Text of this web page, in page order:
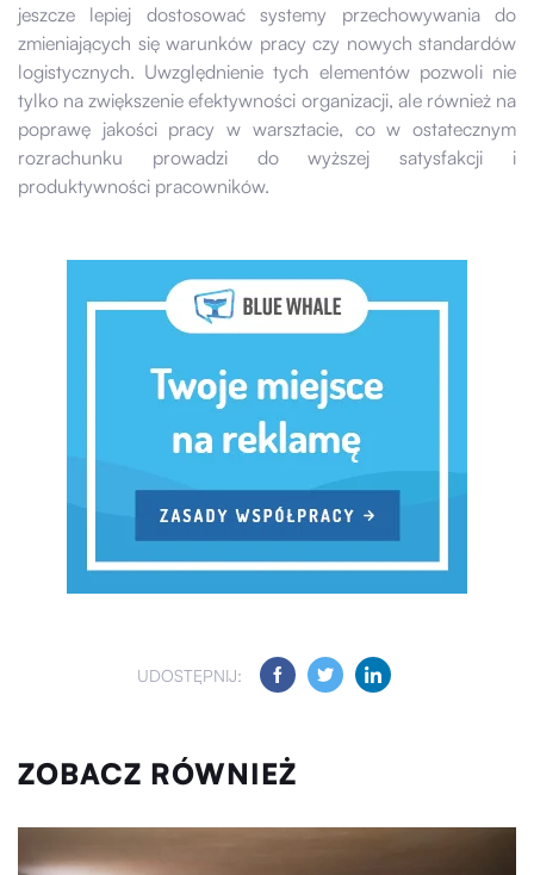
jeszcze lepiej dostosować systemy przechowywania do
zmieniających się warunków pracy czy nowych standardów
logistycznych. Uwzględnienie tych elementów pozwoli nie
tylko na zwiększenie efektywności organizacji, ale również na
poprawę jakości pracy w warsztacie, co w ostatecznym
rozrachunku prowadzi do wyższej satysfakcji i
produktywności pracowników.
UDOSTĘPNIJ:
ZOBACZ RÓWNIEŻ